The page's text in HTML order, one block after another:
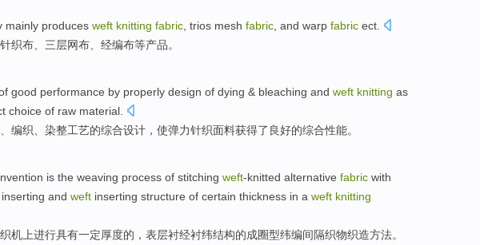
mainly produces weft knitting fabric , trios mesh fabric , and warp fabric ect
针织布 、三层网布 经编布等产品。
good performance by properly design of dying & bleaching and weft knitting as
choice of raw material
编织 染整工艺的综合设计 ，使弹力针织面料获得了 良好的综合性能。
is the weaving process of stitching weft-knitted alternative fabric with
and weft inserting structure of certain thickness in a weft knitting
机上进行具有一定厚度的 ， 表层衬经衬纬结构的成圈型纬编间隔织物织造方法。